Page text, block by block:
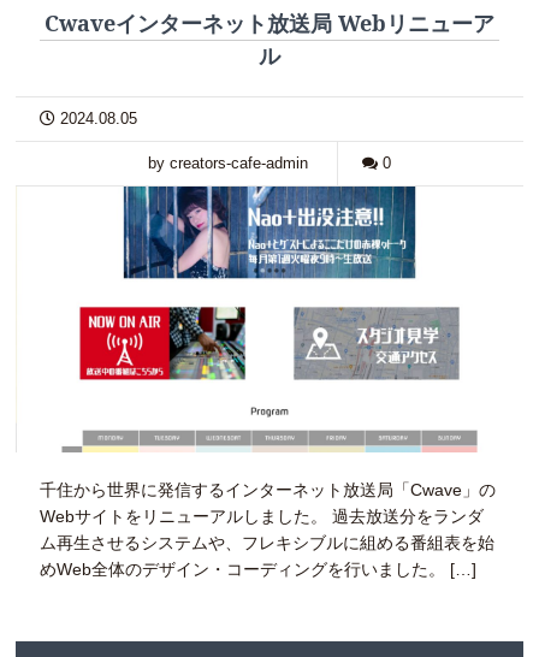
Cwaveインターネット放送局 Webリニューア
ル
2024.08.05
by creators-cafe-admin 0
千住から世界に発信するインターネット放送局「Cwave」の
Webサイトをリニューアルしました。 過去放送分をランダ
ム再生させるシステムや、フレキシブルに組める番組表を始
めWeb全体のデザイン・コーディングを行いました。 […]